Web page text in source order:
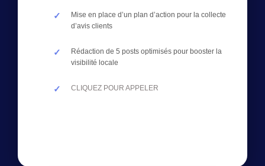
Mise en place d’un plan d’action pour la collecte
d’avis clients
Rédaction de 5 posts optimisés pour booster la
visibilité locale
CLIQUEZ POUR APPELER